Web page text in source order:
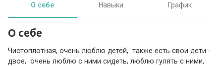
О себе Навыки График
О себе
Чистоплотная, очень люблю детей, также есть свои дети -
двое, очень люблю с ними сидеть, люблю гулять с ними,